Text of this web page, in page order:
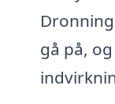
gå på,